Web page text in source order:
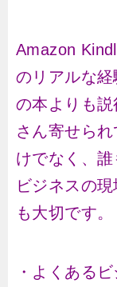
Amazon
のリアルな
の本よりも説
さん寄せら
けでなく、誰
ビジネスの
も大切です。
・よくある